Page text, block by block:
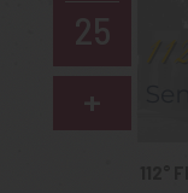
25
+